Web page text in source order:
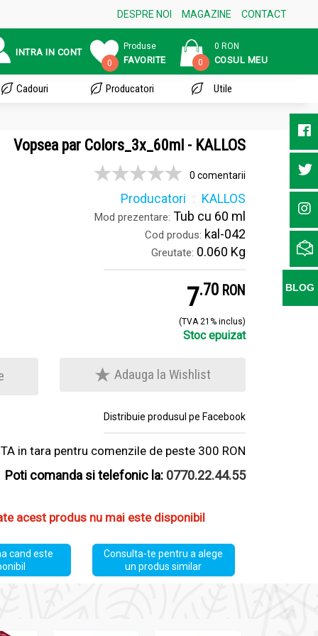
DESPRE NOI MAGAZINE CONTACT
INTRA IN CONT
0
Produse
FAVORITE 0
0 RON
COSUL MEU
Cadouri Producatori Utile
Vopsea par Colors_3x_60ml - KALLOS
0 comentarii
Producatori KALLOS
Mod prezentare: Tub cu 60 ml
Cod produs: kal-042
Greutate: 0.060 Kg
7.7 RON
(TVA 21% inclus)
Stoc epuizat
Adauga la Wishlist
Distribuie produsul pe Facebook
in tara pentru comenzile de peste 300 RON
Poti comanda si telefonic la: 0770.22.44.55
acest produs nu mai este disponibil
cand este
Consulta-te pentru a alege
un produs similar
BLOG